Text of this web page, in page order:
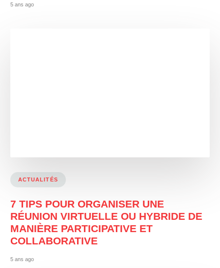
5 ans ago
ACTUALITÉS
7 TIPS POUR ORGANISER UNE
RÉUNION VIRTUELLE OU HYBRIDE DE
MANIÈRE PARTICIPATIVE ET
COLLABORATIVE
5 ans ago